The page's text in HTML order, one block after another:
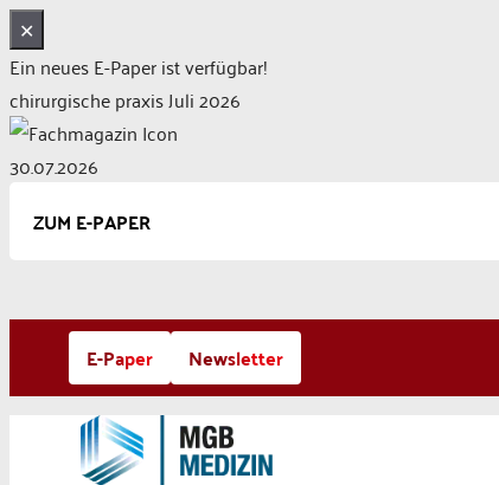
✕
Ein neues E-Paper ist verfügbar!
chirurgische praxis Juli 2026
30.07.2026
ZUM E-PAPER
springen
E-Paper Newsletter